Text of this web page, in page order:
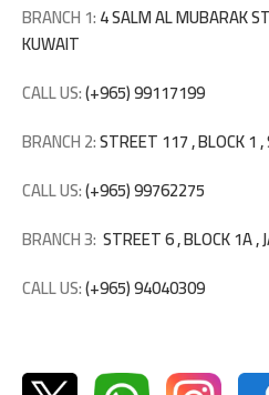
BRANCH 1:4 SALM AL MUBARAK
KUWAIT
CALL US:(+965) 99117199
BRANCH 2:STREET 117 , BLOCK 1
CALL US:(+965) 99762275
BRANCH 3: STREET 6 , BLOCK 1A ,
CALL US:(+965) 94040309